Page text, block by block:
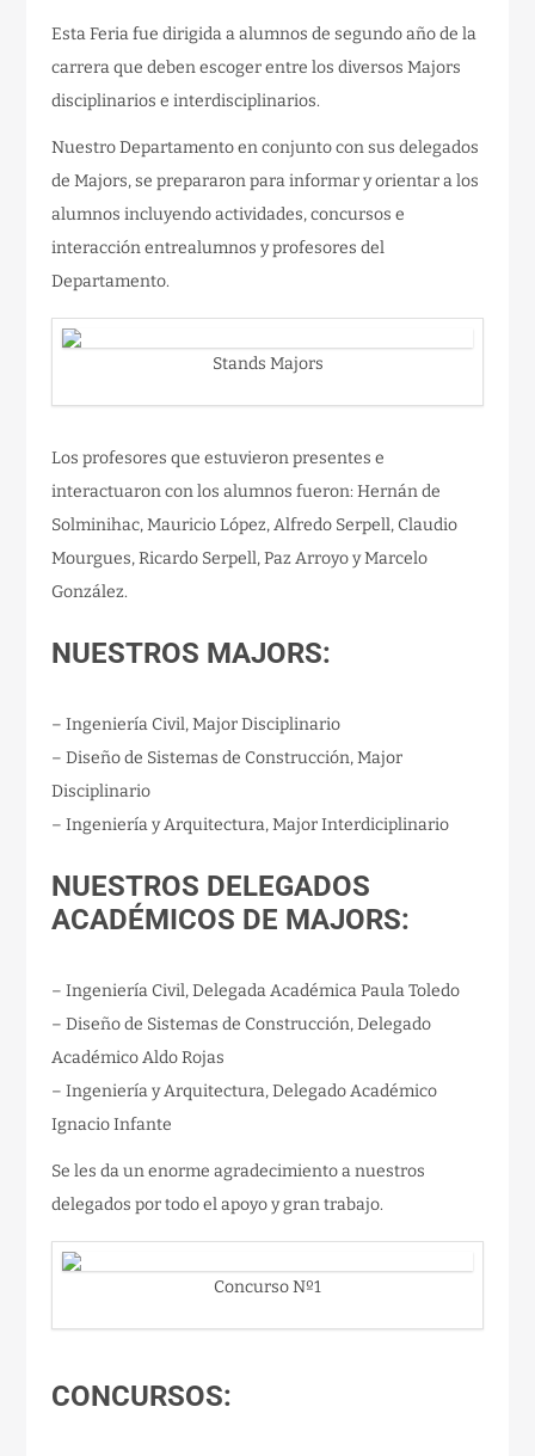
Esta Feria fue dirigida a alumnos de segundo año de la
carrera que deben escoger entre los diversos Majors
disciplinarios e interdisciplinarios.
Nuestro Departamento en conjunto con sus delegados
de Majors, se prepararon para informar y orientar a los
alumnos incluyendo actividades, concursos e
interacción entrealumnos y profesores del
Departamento.
Stands Majors
Los profesores que estuvieron presentes e
interactuaron con los alumnos fueron: Hernán de
Solminihac, Mauricio López, Alfredo Serpell, Claudio
Mourgues, Ricardo Serpell, Paz Arroyo y Marcelo
González.
NUESTROS MAJORS:
– Ingeniería Civil, Major Disciplinario
– Diseño de Sistemas de Construcción, Major
Disciplinario
– Ingeniería y Arquitectura, Major Interdiciplinario
NUESTROS DELEGADOS
ACADÉMICOS DE MAJORS:
– Ingeniería Civil, Delegada Académica Paula Toledo
– Diseño de Sistemas de Construcción, Delegado
Académico Aldo Rojas
– Ingeniería y Arquitectura, Delegado Académico
Ignacio Infante
Se les da un enorme agradecimiento a nuestros
delegados por todo el apoyo y gran trabajo.
Concurso Nº1
CONCURSOS: